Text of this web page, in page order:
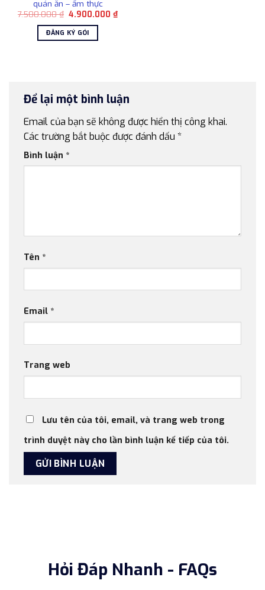
quán ăn – ẩm thực
7.500.000₫ Giá
là:
7.500.000 ₫.
4.900.000₫Giá
hiện
ĐĂNG KÝ GÓI
Để lại một bình luận
Email của bạn sẽ không được hiển thị công khai.
Các trường bắt buộc được đánh dấu *
Bình luận *
Tên *
Email *
Trang web
Lưu tên của tôi, email, và trang web trong
trình duyệt này cho lần bình luận kế tiếp của tôi.
Hỏi Đáp Nhanh - FAQs